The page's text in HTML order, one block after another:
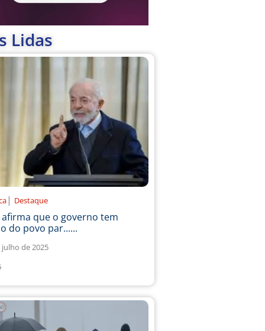
Lidas
| Destaque
afirma que o governo tem
do povo par......
julho de 2025